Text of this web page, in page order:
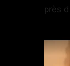
près